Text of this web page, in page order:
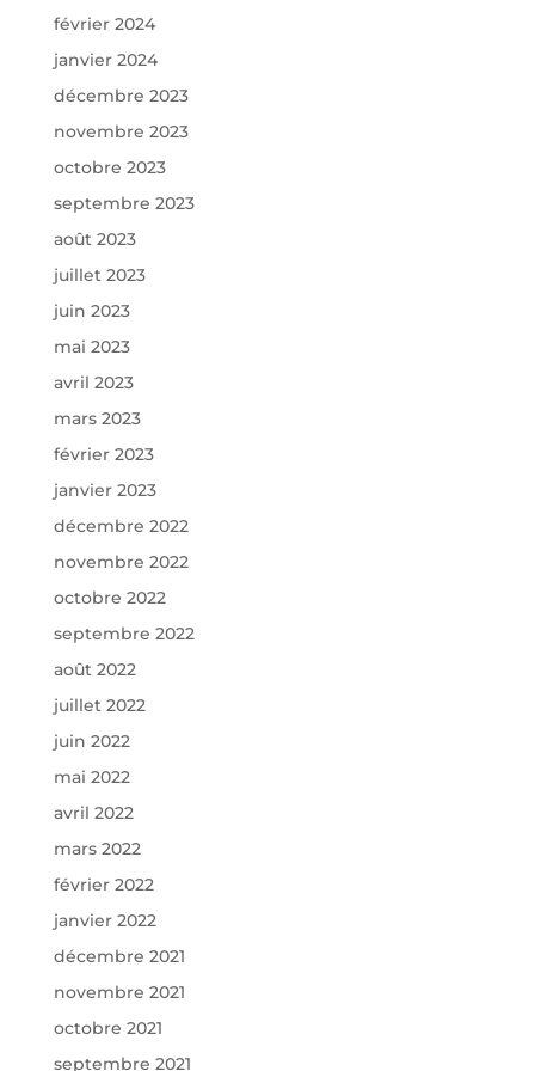
février 2024
janvier 2024
décembre 2023
novembre 2023
octobre 2023
septembre 2023
août 2023
juillet 2023
juin 2023
mai 2023
avril 2023
mars 2023
février 2023
janvier 2023
décembre 2022
novembre 2022
octobre 2022
septembre 2022
août 2022
juillet 2022
juin 2022
mai 2022
avril 2022
mars 2022
février 2022
janvier 2022
décembre 2021
novembre 2021
octobre 2021
septembre 2021